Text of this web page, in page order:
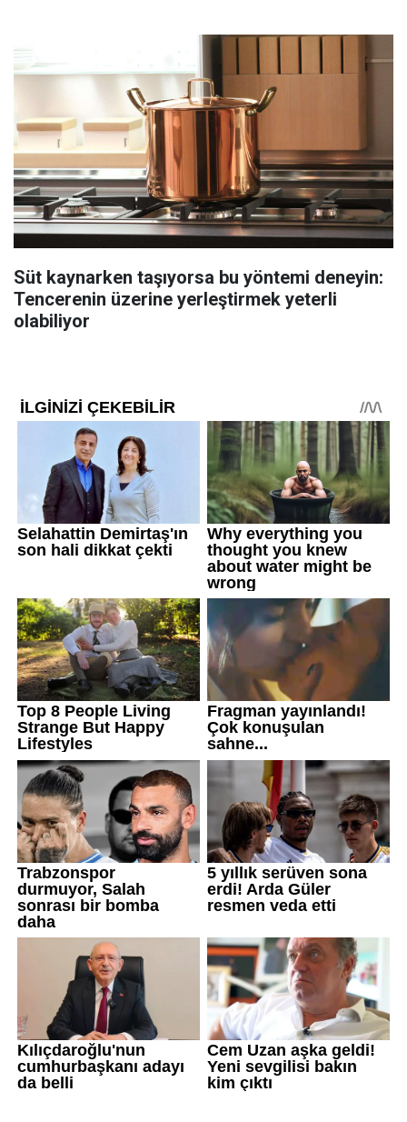
Süt kaynarken taşıyorsa bu yöntemi deneyin:
Tencerenin üzerine yerleştirmek yeterli
olabiliyor